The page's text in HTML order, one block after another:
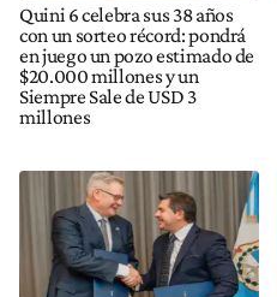
Quini 6 celebra sus 38 años
con un sorteo récord: pondrá
en juego un pozo estimado de
$20.000 millones y un
Siempre Sale de USD 3
millones